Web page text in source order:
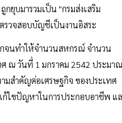
ยุบมารวมเป็น "กรมส่งเสริม
รวจสอบบัญชีเป็นงานอิสระ
กจนทำให้จำนวนสหกรณ์ จำนวน
ณ วันที่ 1 มกราคม 2542 ประมาณ
มสำคัญต่อเศรษฐกิจ ของประเทศ
ไขปัญหาในการประกอบอาชีพ แ